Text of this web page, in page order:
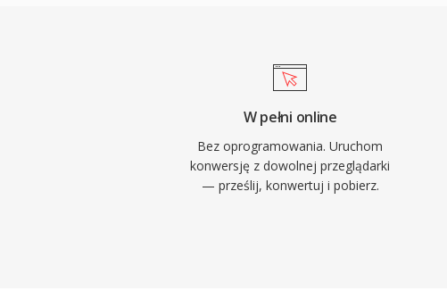
W pełni online
Bez oprogramowania. Uruchom
konwersję z dowolnej przeglądarki
— prześlij, konwertuj i pobierz.